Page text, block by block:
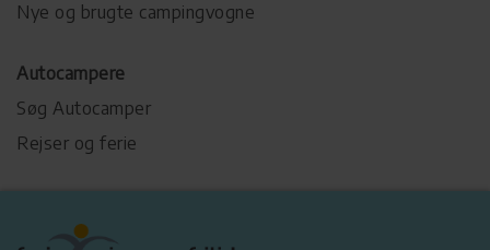
Nye og brugte campingvogne
Autocampere
Søg Autocamper
Rejser og ferie